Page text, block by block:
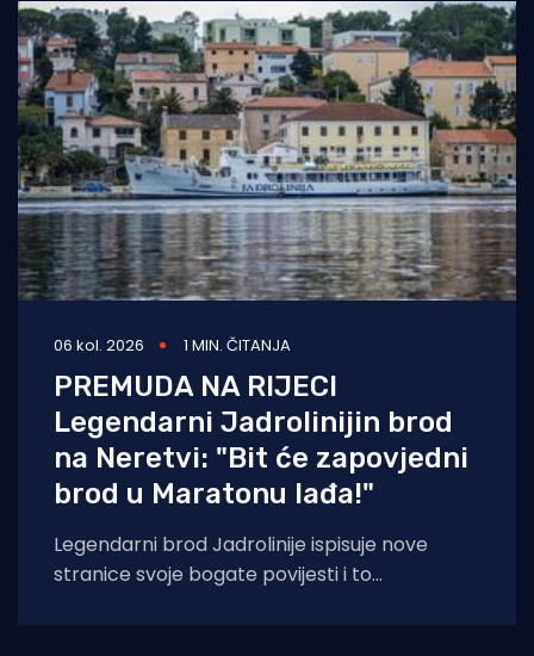
06 kol. 2026 1 MIN. ČITANJA
PREMUDA NA RIJECI
Legendarni Jadrolinijin brod
na Neretvi: "Bit će zapovjedni
brod u Maratonu lađa!"
Legendarni brod Jadrolinije ispisuje nove
stranice svoje bogate povijesti i to